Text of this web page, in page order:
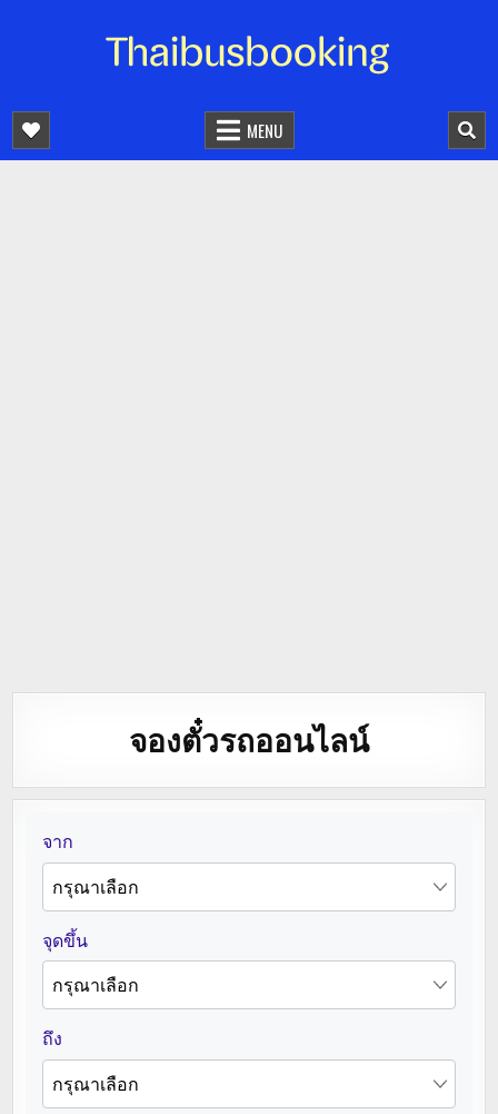
จองตั๋วรถออนไลน์ 24 ชั่วโมง
MENU
จองตั๋วรถออนไลน์